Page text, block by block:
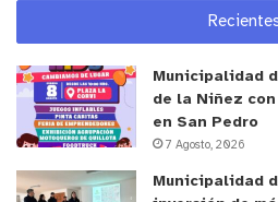
Municipalidad
de la Niñez
en San Pedro
7 Agosto, 2026
Municipalidad